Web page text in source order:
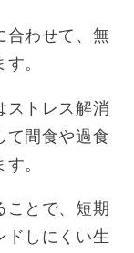
合わせて、無
。
ストレス解消
て間食や過食
。
ことで、短期
ドしにくい生